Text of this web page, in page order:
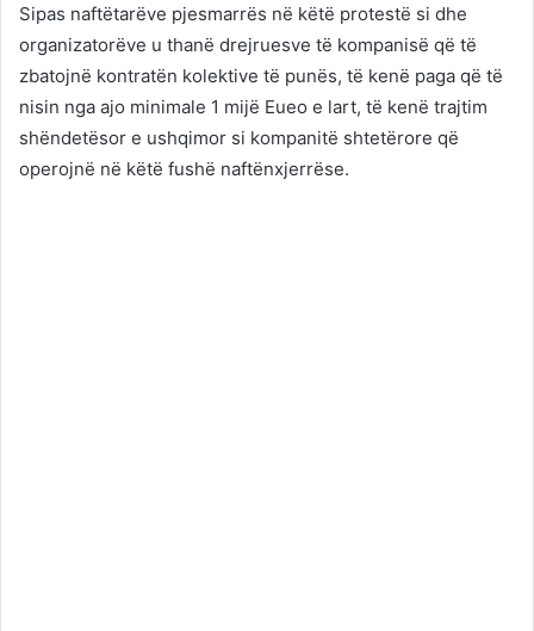
Sipas naftëtarëve pjesmarrës në këtë protestë si dhe
organizatorëve u thanë drejruesve të kompanisë që të
zbatojnë kontratën kolektive të punës, të kenë paga që të
nisin nga ajo minimale 1 mijë Eueo e lart, të kenë trajtim
shëndetësor e ushqimor si kompanitë shtetërore që
operojnë në këtë fushë naftënxjerrëse.